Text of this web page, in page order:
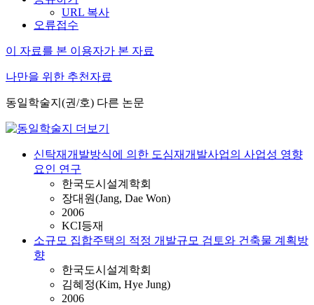
URL 복사
오류접수
이 자료를 본 이용자가 본 자료
나만을 위한 추천자료
동일학술지(권/호) 다른 논문
신탁재개발방식에 의한 도심재개발사업의 사업성 영향
요인 연구
한국도시설계학회
장대원(Jang, Dae Won)
2006
KCI등재
소규모 집합주택의 적정 개발규모 검토와 건축물 계획방
향
한국도시설계학회
김혜정(Kim, Hye Jung)
2006